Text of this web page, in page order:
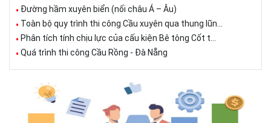
Đường hầm xuyên biển (nối châu Á – Âu)
Toàn bộ quy trình thi công Cầu xuyên qua thung lũn...
Phân tích tính chịu lực của cấu kiện Bê tông Cốt t...
Quá trình thi công Cầu Rồng - Đà Nẵng